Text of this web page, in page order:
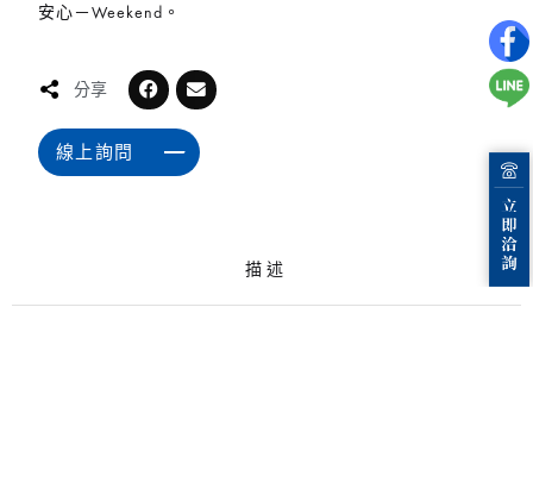
安心－Weekend。
分享
線上詢問
描述